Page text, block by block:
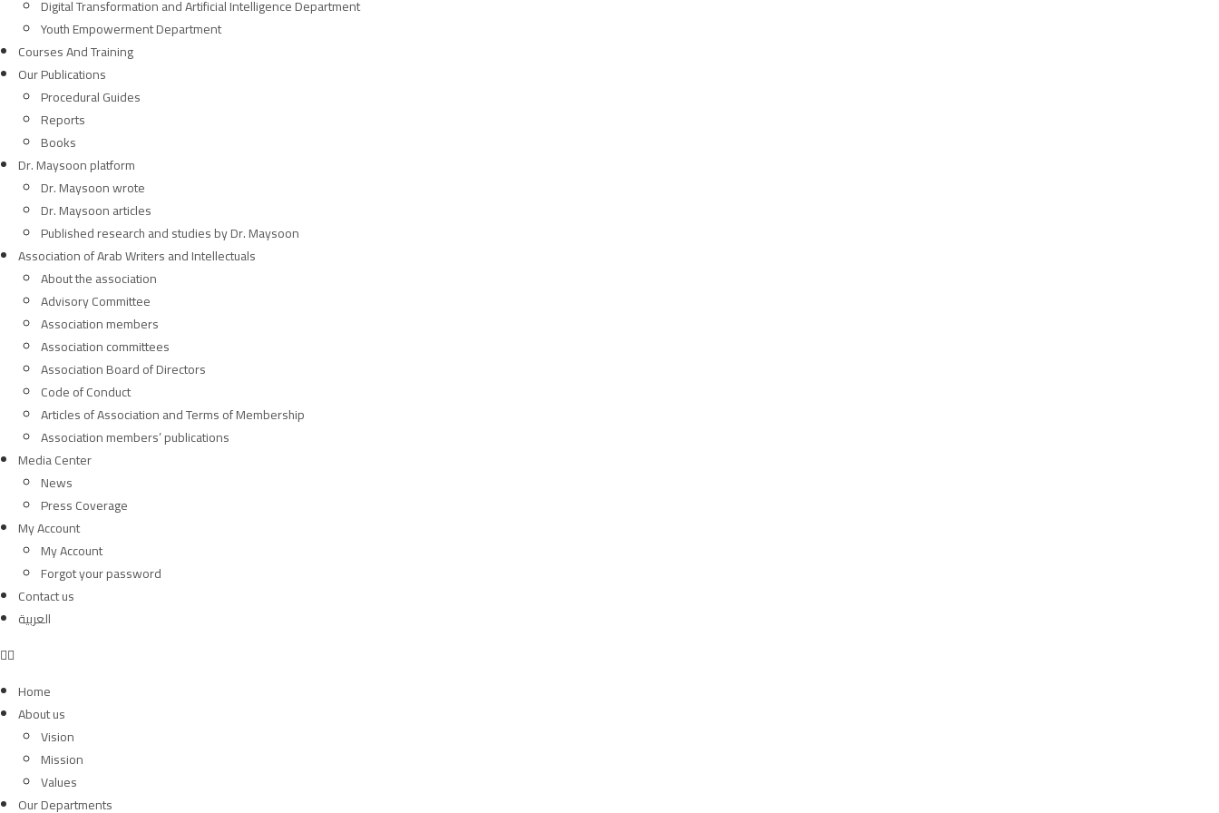
Digital Transformation and Artificial Intelligence Department
Youth Empowerment Department
Courses And Training
Our Publications
Procedural Guides
Reports
Books
Dr. Maysoon platform
Dr. Maysoon wrote
Dr. Maysoon articles
Published research and studies by Dr. Maysoon
Association of Arab Writers and Intellectuals
About the association
Advisory Committee
Association members
Association committees
Association Board of Directors
Code of Conduct
Articles of Association and Terms of Membership
Association members’ publications
Media Center
News
Press Coverage
My Account
My Account
Forgot your password
Contact us
العربية
Home
About us
Vision
Mission
Values
Our Departments